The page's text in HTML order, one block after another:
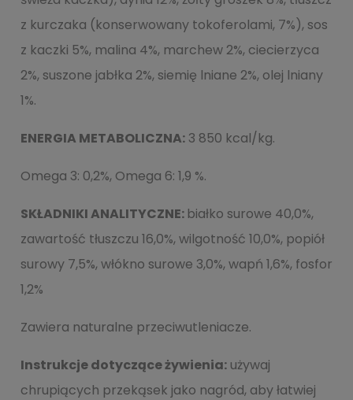
z kurczaka (konserwowany tokoferolami, 7%), sos
z kaczki 5%, malina 4%, marchew 2%, ciecierzyca
2%, suszone jabłka 2%, siemię lniane 2%, olej lniany
1%.
ENERGIA METABOLICZNA: 3 850 kcal/kg.
Omega 3: 0,2%, Omega 6: 1,9 %.
SKŁADNIKI ANALITYCZNE: białko surowe 40,0%,
zawartość tłuszczu 16,0%, wilgotność 10,0%, popiół
surowy 7,5%, włókno surowe 3,0%, wapń 1,6%, fosfor
1,2%
Zawiera naturalne przeciwutleniacze.
Instrukcje dotyczące żywienia: używaj
chrupiących przekąsek jako nagród, aby łatwiej